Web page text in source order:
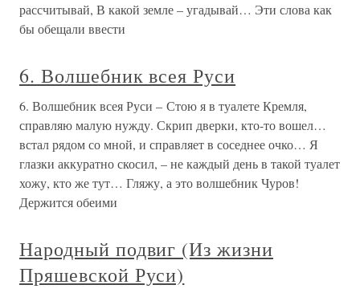
рассчитывай, В какой земле – угадывай… Эти слова как
бы обещали ввести
6. Волшебник всея Руси
6. Волшебник всея Руси – Стою я в туалете Кремля,
справляю малую нужду. Скрип дверки, кто-то вошел…
встал рядом со мной, и справляет в соседнее очко… Я
глазки аккуратно скосил, – не каждый день в такой туалет
хожу, кто же тут… Гляжу, а это волшебник Чуров!
Держится обеими
Народный подвиг (Из жизни
Пряшевской Руси)